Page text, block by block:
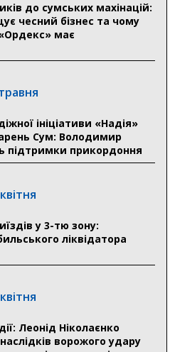
спрямував 0,2 млрд грн
та підтримку
відпочинку дітей із
група оздоровилася
на 6,6 млн грн
виплату пенсій: у
пояснили, що робити
до сумських махінацій:
чесний бізнес та чому
має
ініціативи «Надія»
Сум: Володимир
підтримки прикордоння
у 3-тю зону:
ліквідатора
Леонід Ніколаєнко
ворожого удару